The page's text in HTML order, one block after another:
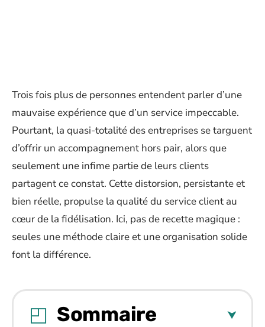
Trois fois plus de personnes entendent parler d’une
mauvaise expérience que d’un service impeccable.
Pourtant, la quasi-totalité des entreprises se targuent
d’offrir un accompagnement hors pair, alors que
seulement une infime partie de leurs clients
partagent ce constat. Cette distorsion, persistante et
bien réelle, propulse la qualité du service client au
cœur de la fidélisation. Ici, pas de recette magique :
seules une méthode claire et une organisation solide
font la différence.
Sommaire